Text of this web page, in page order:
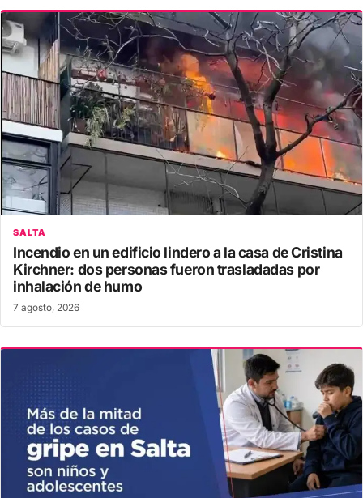
SALTA
Incendio en un edificio lindero a la casa de Cristina
Kirchner: dos personas fueron trasladadas por
inhalación de humo
7 agosto, 2026